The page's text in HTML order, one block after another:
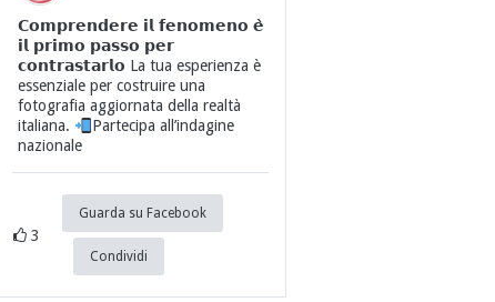
𝗖𝗼𝗺𝗽𝗿𝗲𝗻𝗱𝗲𝗿𝗲 𝗶𝗹 𝗳𝗲𝗻𝗼𝗺𝗲𝗻𝗼 𝗲̀
𝗶𝗹 𝗽𝗿𝗶𝗺𝗼 𝗽𝗮𝘀𝘀𝗼 𝗽𝗲𝗿
𝗰𝗼𝗻𝘁𝗿𝗮𝘀𝘁𝗮𝗿𝗹𝗼 La tua esperienza è
essenziale per costruire una
fotografia aggiornata della realtà
italiana.
Partecipa all’indagine
nazionale
3
Guarda su Facebook
Condividi